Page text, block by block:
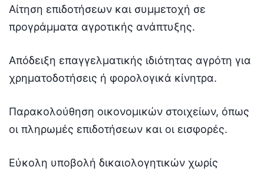
Αίτηση επιδοτήσεων και συμμετοχή σε
προγράμματα αγροτικής ανάπτυξης.
Απόδειξη επαγγελματικής ιδιότητας αγρότη για
χρηματοδοτήσεις ή φορολογικά κίνητρα.
Παρακολούθηση οικονομικών στοιχείων, όπως
οι πληρωμές επιδοτήσεων και οι εισφορές.
Εύκολη υποβολή δικαιολογητικών χωρίς